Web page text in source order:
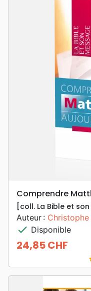
Comprendre
[coll. La Bible et
Auteur : Christophe
check Disponible
Prix
24,85 CHF